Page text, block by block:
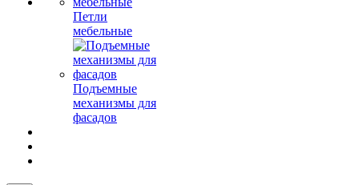
Петли
мебельные
Подъемные
механизмы для
фасадов